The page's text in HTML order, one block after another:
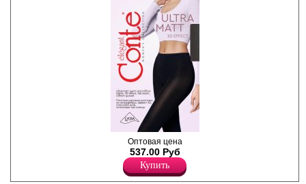
Колготки женские
плотностью 200den из
мягкой микрофибры,
плотные, матовые, с
эффектом 3D, с плоскими
Оптовая цена
537.00 Руб
Купить